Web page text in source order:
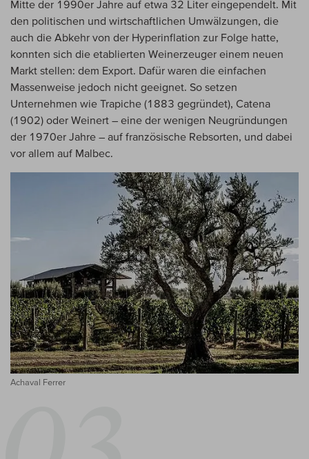
Mitte der 1990er Jahre auf etwa 32 Liter eingependelt. Mit
den politischen und wirtschaftlichen Umwälzungen, die
auch die Abkehr von der Hyperinflation zur Folge hatte,
konnten sich die etablierten Weinerzeuger einem neuen
Markt stellen: dem Export. Dafür waren die einfachen
Massenweise jedoch nicht geeignet. So setzen
Unternehmen wie Trapiche (1883 gegründet), Catena
(1902) oder Weinert – eine der wenigen Neugründungen
der 1970er Jahre – auf französische Rebsorten, und dabei
vor allem auf Malbec.
Achaval Ferrer